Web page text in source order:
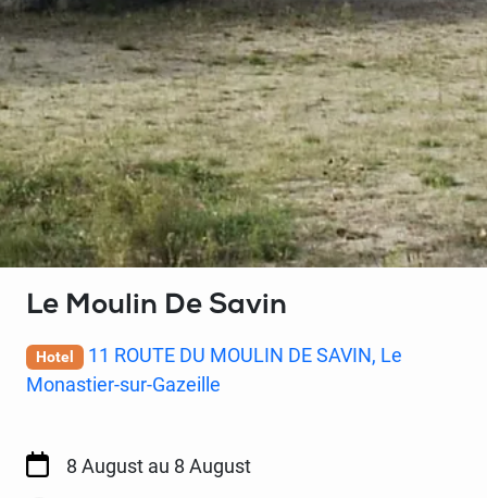
Le Moulin De Savin
Hotel
11 ROUTE DU MOULIN DE SAVIN, Le
Monastier-sur-Gazeille
8 August au 8 August